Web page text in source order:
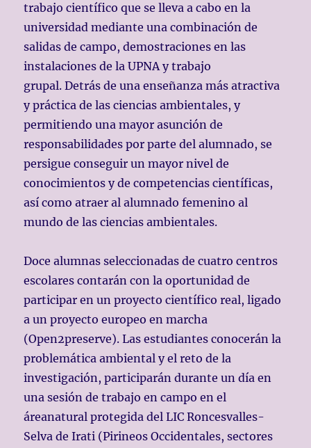
trabajo científico que se lleva a cabo en la
universidad mediante una combinación de
salidas de campo, demostraciones en las
instalaciones de la UPNA y trabajo
grupal. Detrás de una enseñanza más atractiva
y prácticade las ciencias ambientales, y
permitiendo una mayor asunción de
responsabilidades por parte del alumnado, se
persigue conseguir un mayor nivel de
conocimientos y de competencias científicas,
así como atraer al alumnado femenino al
mundo de las ciencias ambientales.
Doce alumnas seleccionadas de cuatro centros
escolares contarán con la oportunidad de
participar en un proyecto científico real, ligado
a un proyecto europeo en marcha
(Open2preserve). Las estudiantes conocerán la
problemática ambiental y el reto de la
investigación, participarán durante un día en
una sesión de trabajo en campo en el
áreanatural protegida del LIC Roncesvalles-
Selva de Irati (Pirineos Occidentales, sectores